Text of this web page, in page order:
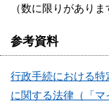
（数に限りがありま
参考資料
行政手続における
に関する法律（「マ